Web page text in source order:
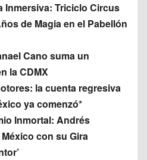
Inmersiva: Triciclo Circus
de Magia en el Pabellón
Cano suma un
la CDMX
la cuenta regresiva
ya comenzó*
Inmortal: Andrés
con su Gira